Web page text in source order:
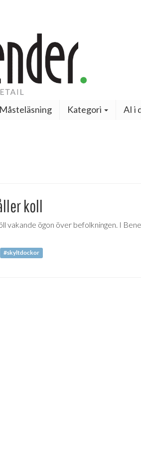
Måsteläsning Kategori AI i
koll
vakande ögon över befolkningen. I
#skyltdockor